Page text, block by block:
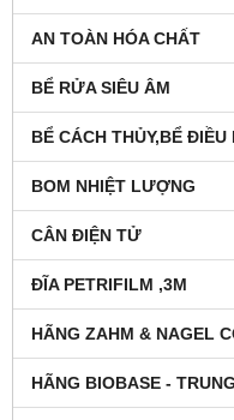
AN TOÀN HÓA CHẤT
BỂ RỬA SIÊU ÂM
BỂ CÁCH THỦY,BỂ ĐIỀU
BOM NHIỆT LƯỢNG
CÂN ĐIỆN TỬ
ĐĨA PETRIFILM ,3M
HÃNG ZAHM & NAGEL
HÃNG BIOBASE -